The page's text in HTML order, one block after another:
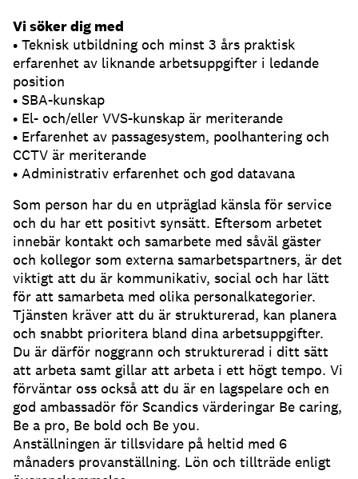
Vi söker dig med
• Teknisk utbildning och minst 3 års praktisk
erfarenhet av liknande arbetsuppgifter i ledande
position
• SBA-kunskap
• El- och/eller VVS-kunskap är meriterande
• Erfarenhet av passagesystem, poolhantering och
CCTV är meriterande
• Administrativ erfarenhet och god datavana
Som person har du en utpräglad känsla för service
och du har ett positivt synsätt. Eftersom arbetet
innebär kontakt och samarbete med såväl gäster
och kollegor som externa samarbetspartners, är det
viktigt att du är kommunikativ, social och har lätt
för att samarbeta med olika personalkategorier.
Tjänsten kräver att du är strukturerad, kan planera
och snabbt prioritera bland dina arbetsuppgifter.
Du är därför noggrann och strukturerad i ditt sätt
att arbeta samt gillar att arbeta i ett högt tempo. Vi
förväntar oss också att du är en lagspelare och en
god ambassadör för Scandics värderingar Be caring,
Be a pro, Be bold och Be you.
Anställningen är tillsvidare på heltid med 6
månaders provanställning. Lön och tillträde enligt